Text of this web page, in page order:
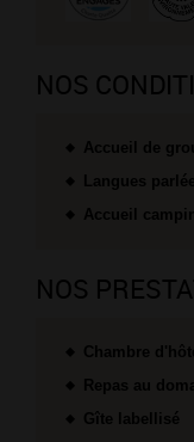
NOS
Accueil de
Langues
Accueil
NOS
Chambre
Repas au
Gîte labellisé